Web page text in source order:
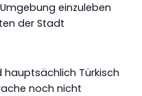
einzuleben
der Stadt
hauptsächlich Türkisch
noch nicht